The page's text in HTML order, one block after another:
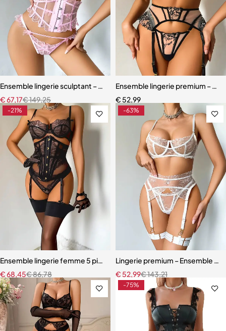
Ensemble lingerie sculptant – Taille ajustée et broderie florale
€149,25
€67,17
Ensemble lingerie premium –
€ 52,99
-21%
Ensemble lingerie femme 5 pièces – Dentelle brodée avec cache-
€86,78
€68,45
-63%
Lingerie premium – Ensemble
€143,21
€ 52,99
-75%